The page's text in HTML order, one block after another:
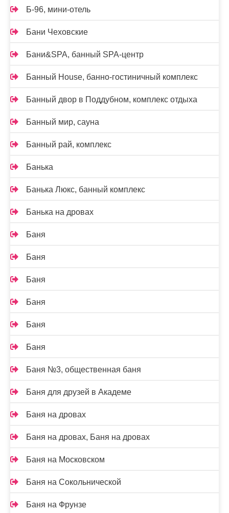
Б-96, мини-отель
Бани Чеховские
Бани&SPA, банный SPA-центр
Банный House, банно-гостиничный комплекс
Банный двор в Поддубном, комплекс отдыха
Банный мир, сауна
Банный рай, комплекс
Банька
Банька Люкс, банный комплекс
Банька на дровах
Баня
Баня
Баня
Баня
Баня
Баня
Баня №3, общественная баня
Баня для друзей в Академе
Баня на дровах
Баня на дровах, Баня на дровах
Баня на Московском
Баня на Сокольнической
Баня на Фрунзе